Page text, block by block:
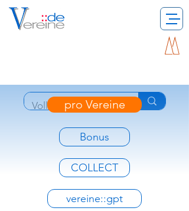
pro Vereine
Bonus
COLLECT
vereine::gpt